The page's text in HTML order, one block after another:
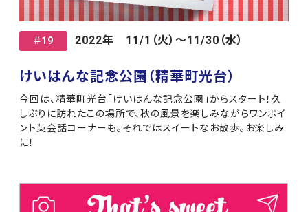
＃19 2022年 11/1（火）～11/30（水）
けいはんな記念公園（精華町光台）
今回は、精華町光台「けいはんな記念公園」からスタート！久
しぶりに訪れたこの場所で、秋の風景を楽しみながらワンポイ
ント英会話コーナーも。それではスイートなお散歩。お楽しみ
に！